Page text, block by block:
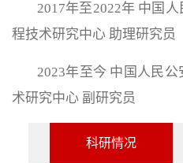
2017年至2022年 中国
程技术研究中心 助理研究员
2023年至今 中国人民
术研究中心 副研究员
科研情况